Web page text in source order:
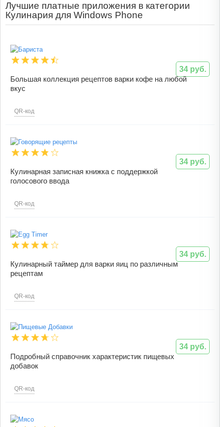
Лучшие платные приложения в категории
Кулинария для Windows Phone
Большая коллекция рецептов варки кофе на любой
вкус
QR-код
34 руб.
Кулинарная записная книжка с поддержкой
голосового ввода
QR-код
34 руб.
Кулинарный таймер для варки яиц по различным
рецептам
QR-код
34 руб.
Подробный справочник характеристик пищевых
добавок
QR-код
34 руб.